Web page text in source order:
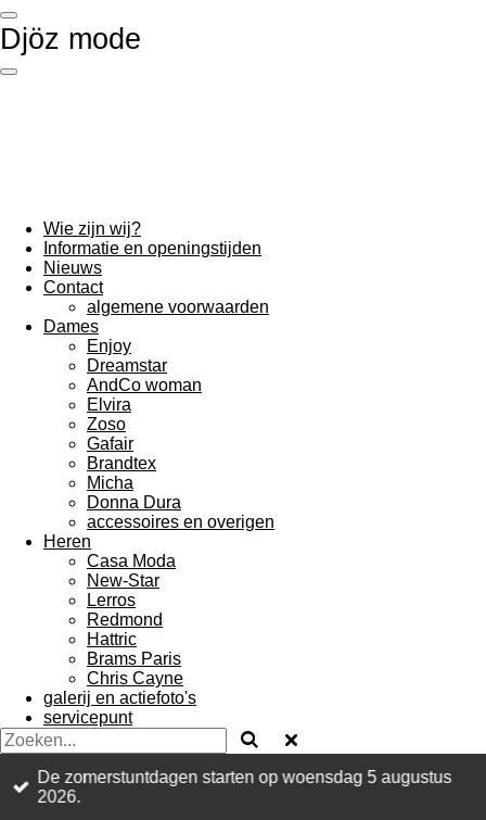
Ga
direct
naar
de
Djöz mode
Wie zijn wij?
Informatie en openingstijden
Nieuws
Contact
algemene voorwaarden
Dames
Enjoy
Dreamstar
AndCo woman
Elvira
Zoso
Gafair
Brandtex
Micha
Donna Dura
accessoires en overigen
Heren
Casa Moda
New-Star
Lerros
Redmond
Hattric
Brams Paris
Chris Cayne
galerij en actiefoto's
servicepunt
De zomerstuntdagen starten op woensdag 5 augustus
2026.